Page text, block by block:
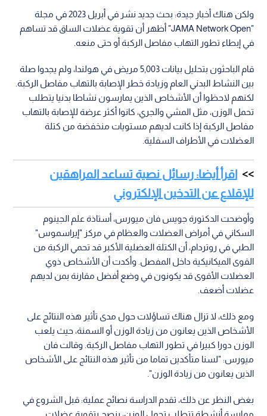
ولكن هناك أخبار جيدة: بحث جديد نشر في أبريل 2023 في مجلة
"JAMA Network Open" أظهر أن تقوية عضلات الساق قد تساهم
في إبطاء تطور التهاب مفاصل الركبة أو حتى منعه.
قام الباحثون بتحليل بيانات 5,003 مريض في هولندا، ولم يجدوا صلة
بين النشاط البدني العام وزيادة خطر الإصابة بالتهاب مفاصل الركبة.
لكنهم لاحظوا أن الأشخاص الذين يمارسون نشاطا بدنيا يتطلب
تحمل الوزن، مثل المشي والجري، كانوا أكثر عرضة للإصابة بالتهاب
مفاصل الركبة إذا كانت لديهم مستويات منخفضة من كتلة
العضلات في الأطراف السفلية.
اقرأ أيضا: رسائل نصية تساعد المراهقين
للإقلاع عن التدخين الإلكتروني
وأوضحت الدكتورة جويس فان ميورس، أستاذة علم الجينوم
السكاني في أمراض العضلات والعظام في مركز "إيراسموس"
الطبي في روتردام، أن الكتلة العضلية الأكبر قد تحمي الركبة من
القوى الميكانيكية داخل المفصل. وأكدت أن الأشخاص ذوي
العضلات الأقوى قد يكونون في وضع أفضل مقارنة بمن لديهم
عضلات أضعف.
ومع ذلك، لا تزال هناك تساؤلات حول مدى تأثير هذه النتائج على
الأشخاص الذين يعانون من زيادة الوزن أو السمنة، حيث يلعب
الوزن دورا كبيرا في تطور التهاب مفاصل الركبة. وقالت فان
ميورس: "لسنا متأكدين تماما من تأثير هذه النتائج على الأشخاص
الذين يعانون من زيادة الوزن".
بغض النظر عن ذلك، تقدم الدراسة نصائح عملية: قبل الشروع في
ممارسة أنشطة تتطلب تحمل الوزن، ينصح بتقوية عضلات